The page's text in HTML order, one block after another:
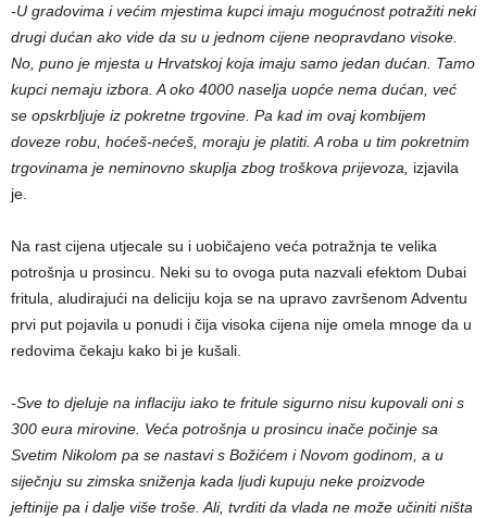
-U gradovima i većim mjestima kupci imaju mogućnost potražiti neki
drugi dućan ako vide da su u jednom cijene neopravdano visoke.
No, puno je mjesta u Hrvatskoj koja imaju samo jedan dućan. Tamo
kupci nemaju izbora. A oko 4000 naselja uopće nema dućan, već
se opskrbljuje iz pokretne trgovine. Pa kad im ovaj kombijem
doveze robu, hoćeš-nećeš, moraju je platiti. A roba u tim pokretnim
trgovinama je neminovno skuplja zbog troškova prijevoza,
izjavila
je.
Na rast cijena utjecale su i uobičajeno veća potražnja te velika
potrošnja u prosincu. Neki su to ovoga puta nazvali efektom Dubai
fritula, aludirajući na deliciju koja se na upravo završenom Adventu
prvi put pojavila u ponudi i čija visoka cijena nije omela mnoge da u
redovima čekaju kako bi je kušali.
-Sve to djeluje na inflaciju iako te fritule sigurno nisu kupovali oni s
300 eura mirovine. Veća potrošnja u prosincu inače počinje sa
Svetim Nikolom pa se nastavi s Božićem i Novom godinom, a u
siječnju su zimska sniženja kada ljudi kupuju neke proizvode
jeftinije pa i dalje više troše. Ali, tvrditi da vlada ne može učiniti ništa